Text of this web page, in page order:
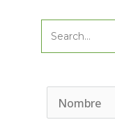
Search